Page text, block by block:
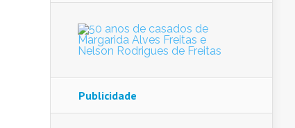
Publicidade